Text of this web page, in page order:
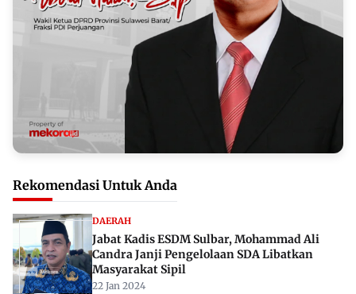
Rekomendasi Untuk Anda
DAERAH
Jabat Kadis ESDM Sulbar, Mohammad Ali
Candra Janji Pengelolaan SDA Libatkan
Masyarakat Sipil
22 Jan 2024